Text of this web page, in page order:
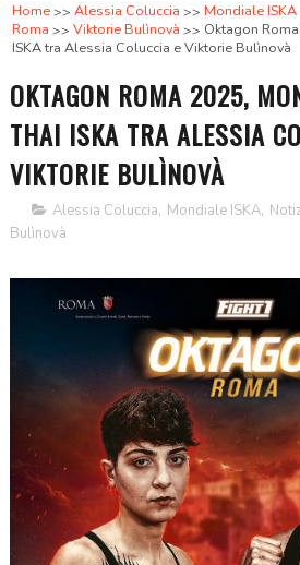
Home Alessia Coluccia Mondiale ISKA
Roma
Viktorie Bulìnovà
Oktagon
ISKA tra Alessia Coluccia e Viktorie Bulìnovà
OKTAGON ROMA 2025,
THAI ISKA TRA ALESSIA
VIKTORIE BULÌNOVÀ
Alessia Coluccia, Mondiale ISKA,
Bulìnovà